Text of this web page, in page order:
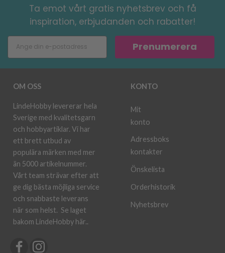
Ta emot vårt gratis nyhetsbrev och få
inspiration, erbjudanden och rabatter!
Prenumerera
OM OSS
LindeHobby levererar hela
Sverige med kvalitetsgarn
och hobbyartiklar. Vi har
ett brett utbud av
populära märken med mer
än 5000 artikelnummer.
Vårt team strävar efter att
ge dig bästa möjliga service
och snabbaste leverans
när som helst. Se laget
bakom LindeHobby här..
KONTO
Mit
konto
Adressboks
kontakter
Önskelista
Orderhistorik
Nyhetsbrev